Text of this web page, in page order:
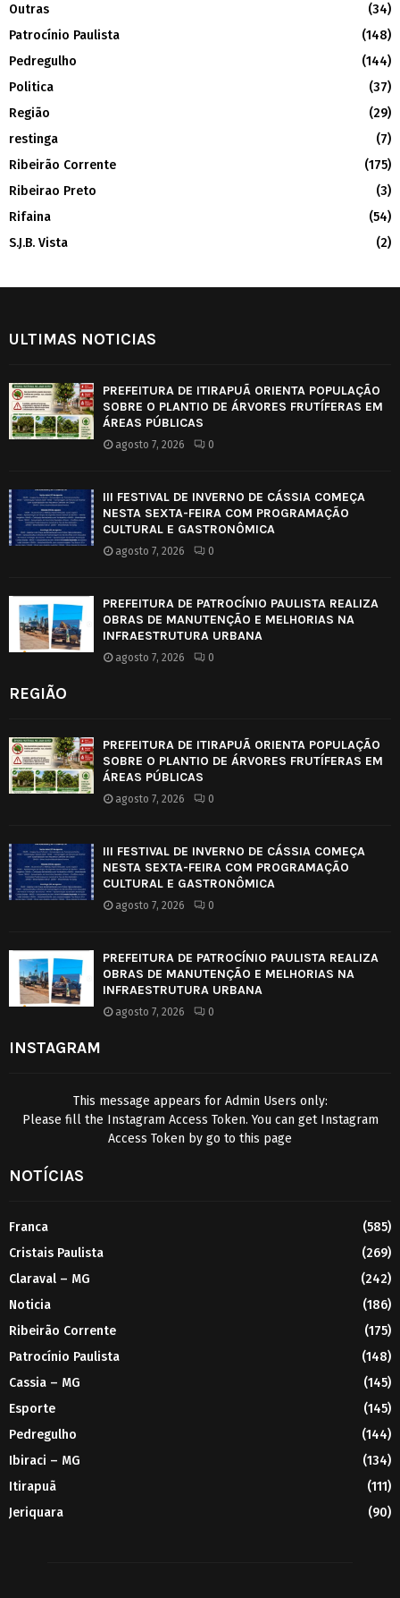
Outras
(34)
Patrocínio Paulista
(148)
Pedregulho
(144)
Politica
(37)
Região
(29)
restinga
(7)
Ribeirão Corrente
(175)
Ribeirao Preto
(3)
Rifaina
(54)
S.J.B. Vista
(2)
ULTIMAS NOTICIAS
PREFEITURA DE ITIRAPUÃ ORIENTA POPULAÇÃO
SOBRE O PLANTIO DE ÁRVORES FRUTÍFERAS EM
ÁREAS PÚBLICAS
agosto 7, 2026 0
III FESTIVAL DE INVERNO DE CÁSSIA COMEÇA
NESTA SEXTA-FEIRA COM PROGRAMAÇÃO
CULTURAL E GASTRONÔMICA
agosto 7, 2026 0
PREFEITURA DE PATROCÍNIO PAULISTA REALIZA
OBRAS DE MANUTENÇÃO E MELHORIAS NA
INFRAESTRUTURA URBANA
agosto 7, 2026 0
REGIÃO
PREFEITURA DE ITIRAPUÃ ORIENTA POPULAÇÃO
SOBRE O PLANTIO DE ÁRVORES FRUTÍFERAS EM
ÁREAS PÚBLICAS
agosto 7, 2026 0
III FESTIVAL DE INVERNO DE CÁSSIA COMEÇA
NESTA SEXTA-FEIRA COM PROGRAMAÇÃO
CULTURAL E GASTRONÔMICA
agosto 7, 2026 0
PREFEITURA DE PATROCÍNIO PAULISTA REALIZA
OBRAS DE MANUTENÇÃO E MELHORIAS NA
INFRAESTRUTURA URBANA
agosto 7, 2026 0
INSTAGRAM
This message appears for Admin Users only:
Please fill the Instagram Access Token. You can get Instagram
Access Token by go to this page
NOTÍCIAS
Franca
(585)
Cristais Paulista
(269)
Claraval – MG
(242)
Noticia
(186)
Ribeirão Corrente
(175)
Patrocínio Paulista
(148)
Cassia – MG
(145)
Esporte
(145)
Pedregulho
(144)
Ibiraci – MG
(134)
Itirapuã
(111)
Jeriquara
(90)